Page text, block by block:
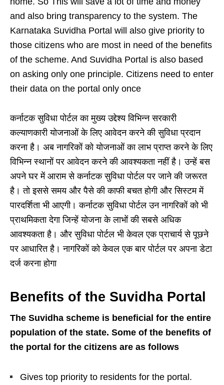
and also bring transparency to the system. The
Karnataka Suvidha Portal will also give priority to
those citizens who are most in need of the benefits
of the scheme. And Suvidha Portal is also based
on asking only one principle. Citizens need to enter
their data on the portal only once
कर्नाटक सुविधा पोर्टल का मुख्य उद्देश्य विभिन्न सरकारी
कल्याणकारी योजनाओं के लिए आवेदन करने की सुविधा प्रदान
करना है। अब नागरिकों को योजनाओं का लाभ प्राप्त करने के लिए
विभिन्न स्थानों पर आवेदन करने की आवश्यकता नहीं है। उन्हें बस
अपने घर में आराम से कर्नाटक सुविधा पोर्टल पर जाने की जरूरत
है। तो इससे समय और पैसे की काफी बचत होगी और सिस्टम में
पारदर्शिता भी आएगी। कर्नाटक सुविधा पोर्टल उन नागरिकों को भी
प्राथमिकता देगा जिन्हें योजना के लाभों की सबसे अधिक
आवश्यकता है। और सुविधा पोर्टल भी केवल एक प्राचार्य से पूछने
पर आधारित है। नागरिकों को केवल एक बार पोर्टल पर अपना डेटा
दर्ज करना होगा
Benefits of the Suvidha Portal
The Suvidha scheme is beneficial for the entire
population of the state. Some of the benefits of
the portal for the citizens are as follows
Gives top priority to residents for the portal.